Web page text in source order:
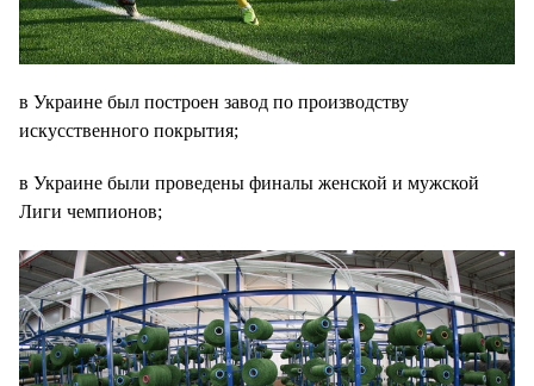
в Украине был построен завод по производству
искусственного покрытия;
в Украине были проведены финалы женской и мужской
Лиги чемпионов;